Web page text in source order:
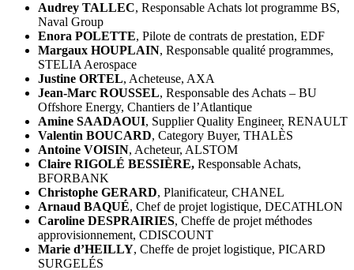
Audrey TALLEC, Responsable Achats lot programme BS,
Naval Group
Enora POLETTE, Pilote de contrats de prestation, EDF
Margaux HOUPLAIN, Responsable qualité programmes,
STELIA Aerospace
Justine ORTEL, Acheteuse, AXA
Jean-Marc ROUSSEL, Responsable des Achats – BU
Offshore Energy, Chantiers de l’Atlantique
Amine SAADAOUI, Supplier Quality Engineer, RENAULT
Valentin BOUCARD, Category Buyer, THALÈS
Antoine VOISIN, Acheteur, ALSTOM
Claire RIGOLÉ BESSIÈRE, Responsable Achats,
BFORBANK
Christophe GERARD, Planificateur, CHANEL
Arnaud BAQUÉ, Chef de projet logistique, DECATHLON
Caroline DESPRAIRIES, Cheffe de projet méthodes
approvisionnement, CDISCOUNT
Marie d’HEILLY, Cheffe de projet logistique, PICARD
SURGELÉS